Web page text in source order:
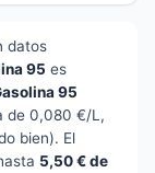
datos
95 es
95
de 0,080 €/L,
bien). El
5,50 € de